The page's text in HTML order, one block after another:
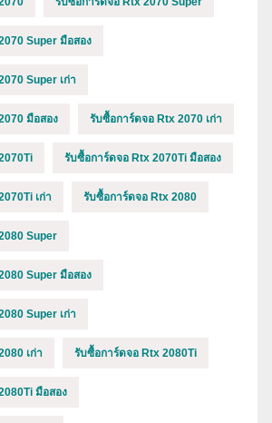
Super มือสอง
Super เก่า
มือสอง รับซื้อการ์ดจอ Rtx 2070 เก่า
รับซื้อการ์ดจอ Rtx 2070Ti มือสอง
เก่า รับซื้อการ์ดจอ Rtx 2080
Super
Super มือสอง
Super เก่า
เก่า รับซื้อการ์ดจอ Rtx 2080Ti
มือสอง